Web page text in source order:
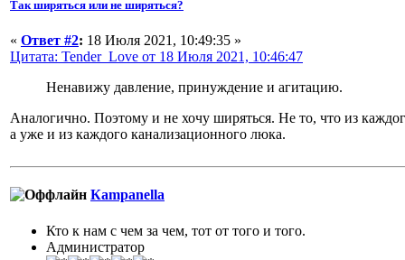
Так ширяться или не ширяться?
« Ответ #2: 18 Июля 2021, 10:49:35 »
Цитата: Tender_Love от 18 Июля 2021, 10:46:47
Ненавижу давление, принуждение и агитацию.
Аналогично. Поэтому и не хочу ширяться. Не то, что из
а уже и из каждого канализационного люка.
Кampanella
Кто к нам с чем за чем, тот от того и того.
Администратор